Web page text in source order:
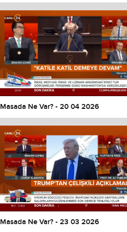
Masada Ne Var? - 20 04 2026
Masada Ne Var? - 23 03 2026